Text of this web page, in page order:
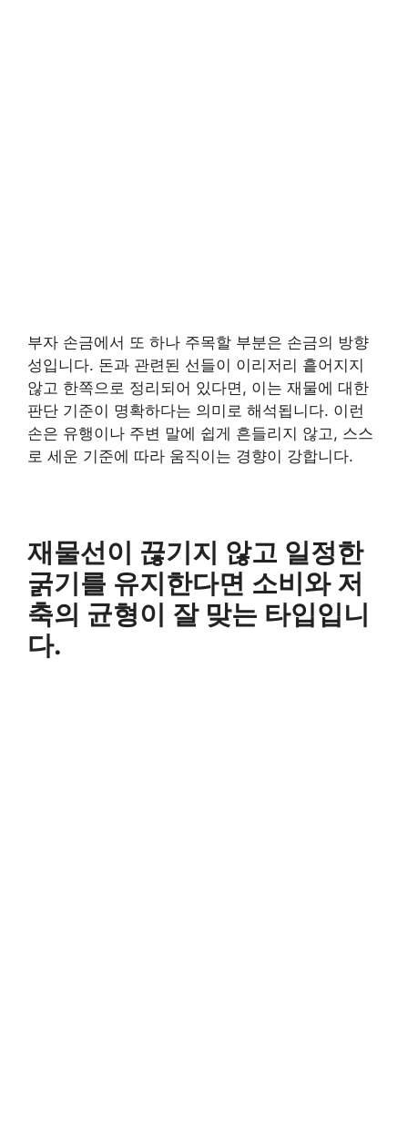
부자 손금에서 또 하나 주목할 부분은 손금의 방향
성입니다. 돈과 관련된 선들이 이리저리 흩어지지
않고 한쪽으로 정리되어 있다면, 이는 재물에 대한
판단 기준이 명확하다는 의미로 해석됩니다. 이런
손은 유행이나 주변 말에 쉽게 흔들리지 않고, 스스
로 세운 기준에 따라 움직이는 경향이 강합니다.
재물선이 끊기지 않고 일정한
굵기를 유지한다면 소비와 저
축의 균형이 잘 맞는 타입입니
다.